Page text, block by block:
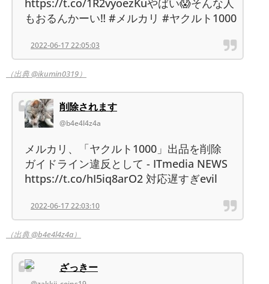
もおるんかーい‼️ #メルカリ #ヤクルト1000
2022-06-17 22:05:03
（出典 @ikumin0319）
削除されます
@b4e4l4z4a
メルカリ、「ヤクルト1000」出品を削除
ガイドライン違反として - ITmedia NEWS
https://t.co/hI5iq8arO2 対応遅すぎevil
2022-06-17 22:03:10
（出典 @b4e4l4z4a）
ざっきー